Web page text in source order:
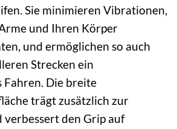
Sie minimieren Vibrationen,
und Ihren Körper
und ermöglichen so auch
Strecken ein
Fahren. Die breite
trägt zusätzlich zur
den Grip auf